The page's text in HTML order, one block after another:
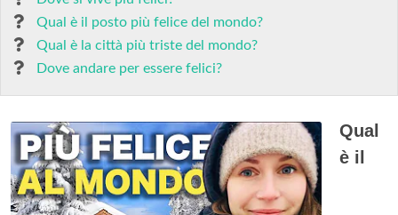
Qual è il posto più felice del mondo?
Qual è la città più triste del mondo?
Dove andare per essere felici?
Qual
è il